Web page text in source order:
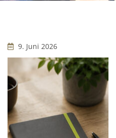
9. Juni 2026